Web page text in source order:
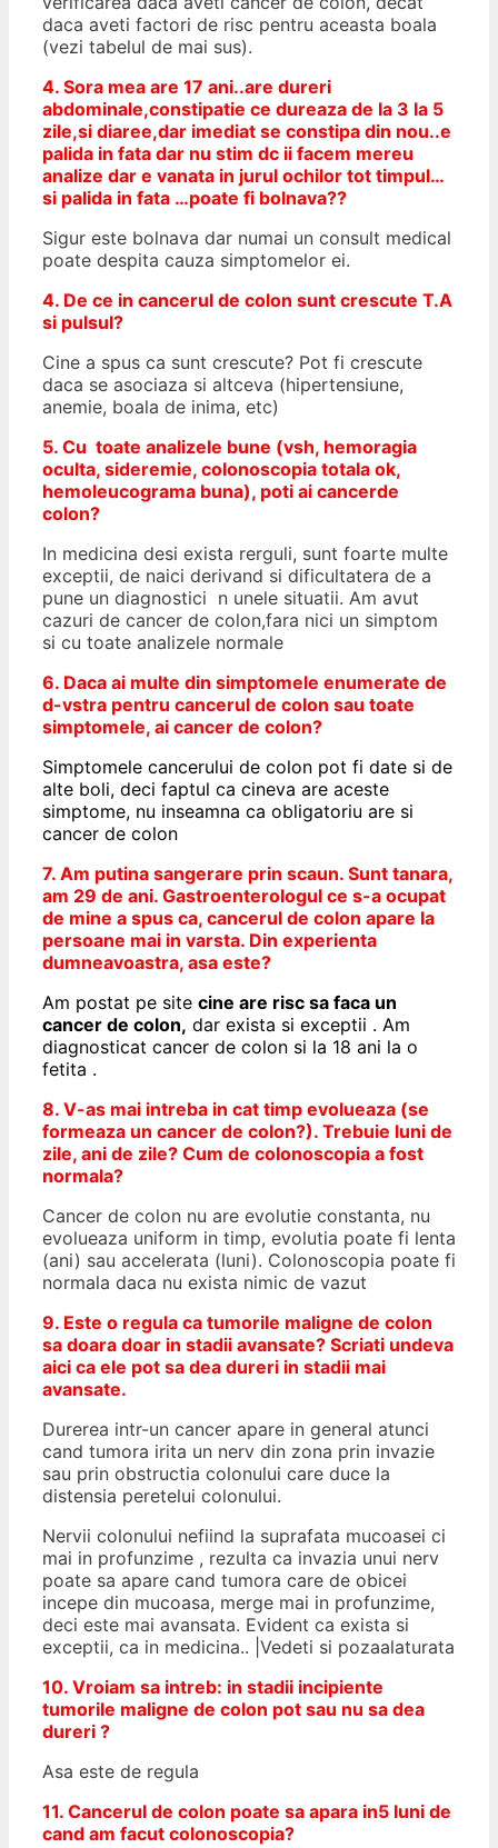
daca aveti factori de risc pentru aceasta boala
(vezi tabelul de mai sus).
4. Sora mea are 17 ani..are dureri
abdominale,constipatie ce dureaza de la 3 la 5
zile,si diaree,dar imediat se constipa din nou..e
palida in fata dar nu stim dc ii facem mereu
analize dar e vanata in jurul ochilor tot timpul…
si palida in fata …poate fi bolnava??
Sigur este bolnava dar numai un consult medical
poate despita cauza simptomelor ei.
4. De ce in cancerul de colon sunt crescute T.A
si pulsul?
Cine a spus ca sunt crescute? Pot fi crescute
daca se asociaza si altceva (hipertensiune,
anemie, boala de inima, etc)
5. Cu toate analizele bune (vsh, hemoragia
oculta, sideremie, colonoscopia totala ok,
hemoleucograma buna), poti ai cancerde
colon?
In medicina desi exista rerguli, sunt foarte multe
exceptii, de naici derivand si dificultatera de a
pune un diagnostici n unele situatii. Am avut
cazuri de cancer de colon,fara nici un simptom
si cu toate analizele normale
6. Daca ai multe din simptomele enumerate de
d-vstra pentru cancerul de colon sau toate
simptomele, ai cancer de colon?
Simptomele cancerului de colon pot fi date si de
alte boli, deci faptul ca cineva are aceste
simptome, nu inseamna ca obligatoriu are si
cancer de colon
7. Am putina sangerare prin scaun. Sunt tanara,
am 29 de ani. Gastroenterologul ce s-a ocupat
de mine a spus ca, cancerul de colon apare la
persoane mai in varsta. Din experienta
dumneavoastra, asa este?
Am postat pe site cine are risc sa faca un
cancer de colon, dar exista si exceptii . Am
diagnosticat cancer de colon si la 18 ani la o
fetita .
8. V-as mai intreba in cat timp evolueaza (se
formeaza un cancer de colon?). Trebuie luni de
zile, ani de zile? Cum de colonoscopia a fost
normala?
Cancer de colon nu are evolutie constanta, nu
evolueaza uniform in timp, evolutia poate fi lenta
(ani) sau accelerata (luni). Colonoscopia poate fi
normala daca nu exista nimic de vazut
9. Este o regula ca tumorile maligne de colon
sa doara doar in stadii avansate? Scriati undeva
aici ca ele pot sa dea dureri in stadii mai
avansate.
Durerea intr-un cancer apare in general atunci
cand tumora irita un nerv din zona prin invazie
sau prin obstructia colonului care duce la
distensia peretelui colonului.
Nervii colonului nefiind la suprafata mucoasei ci
mai in profunzime , rezulta ca invazia unui nerv
poate sa apare cand tumora care de obicei
incepe din mucoasa, merge mai in profunzime,
deci este mai avansata. Evident ca exista si
exceptii, ca in medicina.. |Vedeti si pozaalaturata
10. Vroiam sa intreb: in stadii incipiente
tumorile maligne de colon pot sau nu sa dea
dureri ?
Asa este de regula
11. Cancerul de colon poate sa apara in5 luni de
cand am facut colonoscopia?